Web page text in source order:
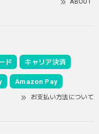
ABOUT
ド キャリア決済
Amazon Pay
お支払い方法について